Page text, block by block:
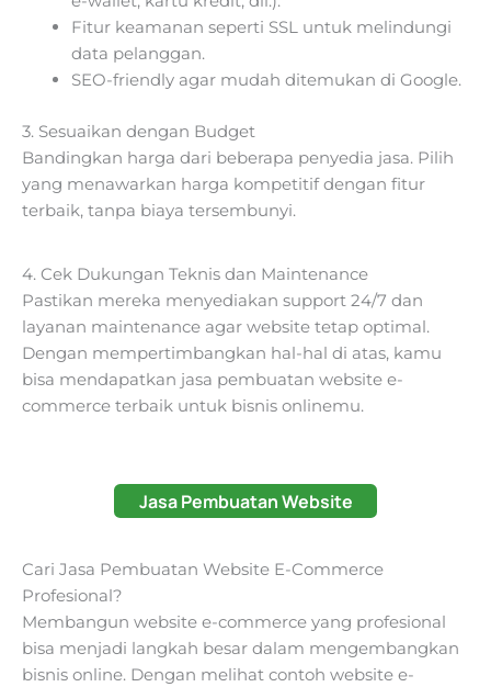
Fitur keamanan seperti SSL untuk melindungi
data pelanggan.
SEO-friendly agar mudah ditemukan di Google.
3. Sesuaikan dengan Budget
Bandingkan harga dari beberapa penyedia jasa. Pilih
yang menawarkan harga kompetitif dengan fitur
terbaik, tanpa biaya tersembunyi.
4. Cek Dukungan Teknis dan Maintenance
Pastikan mereka menyediakan support 24/7 dan
layanan maintenance agar website tetap optimal.
Dengan mempertimbangkan hal-hal di atas, kamu
bisa mendapatkan jasa pembuatan website e-
commerce terbaik untuk bisnis onlinemu.
Jasa Pembuatan Website
Cari Jasa Pembuatan Website E-Commerce
Profesional?
Membangun website e-commerce yang profesional
bisa menjadi langkah besar dalam mengembangkan
bisnis online. Dengan melihat contoh website e-